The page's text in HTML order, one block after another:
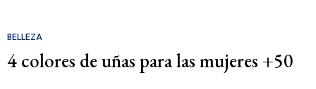
BELLEZA
4 colores de uñas para las mujeres +50